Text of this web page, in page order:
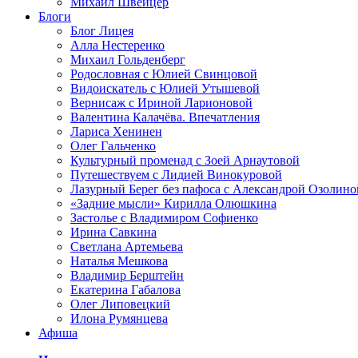
Блоги
Блог Лицея
Алла Нестеренко
Михаил Гольденберг
Родословная с Юлией Свинцовой
Видоискатель с Юлией Утышевой
Вернисаж с Ириной Ларионовой
Валентина Калачёва. Впечатления
Лариса Хенинен
Олег Гальченко
Культурный променад с Зоей Арнаутовой
Путешествуем с Лидией Винокуровой
Лазурный Берег без пафоса с Александрой
«Задние мысли» Кирилла Олюшкина
Застолье с Владимиром Софиенко
Ирина Савкина
Светлана Артемьева
Наталья Мешкова
Владимир Берштейн
Екатерина Габалова
Олег Липовецкий
Илона Румянцева
Афиша